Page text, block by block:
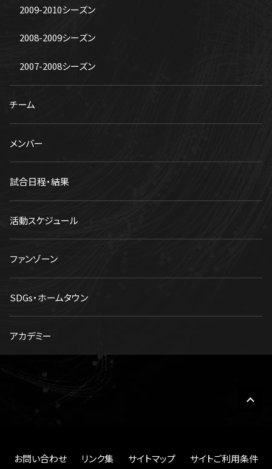
2009-2010シーズン
2008-2009シーズン
2007-2008シーズン
チーム
メンバー
試合日程・結果
活動スケジュール
ファンゾーン
SDGs・ホームタウン
アカデミー
お問い合わせ リンク集 サイトマップ サイトご利用条件